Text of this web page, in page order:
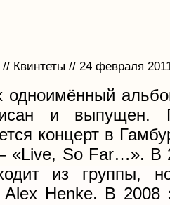
// Квинтеты // 24 февраля
одноимённый
и выпущен.
концерт в
«Live, So Far…». В
из группы,
Alex Henke. В 2008